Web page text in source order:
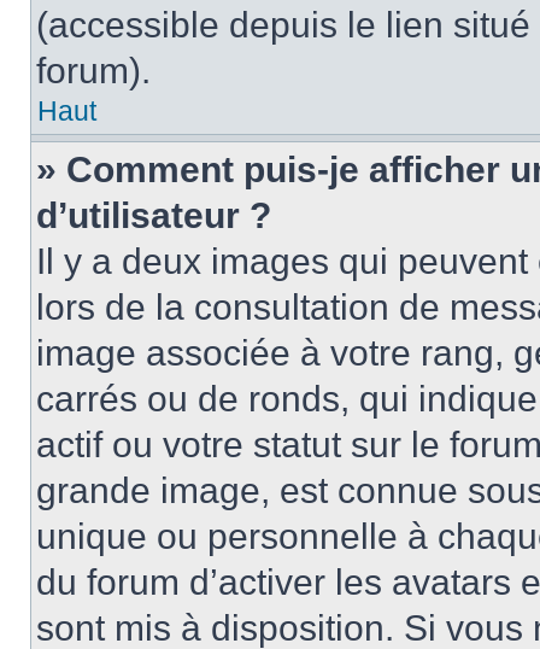
(accessible depuis le lien
forum).
Haut
» Comment puis-je afficher
d’utilisateur ?
Il y a deux images qui
lors de la consultation de
image associée à votre rang,
carrés ou de ronds, qui
actif ou votre statut sur le
grande image, est connue
unique ou personnelle à
du forum d’activer les avatars
sont mis à disposition. Si vous